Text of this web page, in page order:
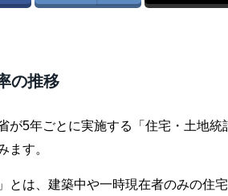
の推移
が5年ごとに実施する「住宅・土地統
ます。
とは、建築中や一時現在者のみの住